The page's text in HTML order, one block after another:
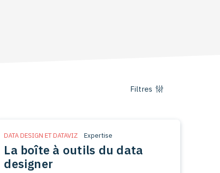
Filtres
DATA DESIGN ET DATAVIZ Expertise
La boîte à outils du data
designer